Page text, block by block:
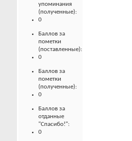
упоминания
(полученные):
0
Баллов за
пометки
(поставленные):
0
Баллов за
пометки
(полученные):
0
Баллов за
отданные
"Спасибо!":
0